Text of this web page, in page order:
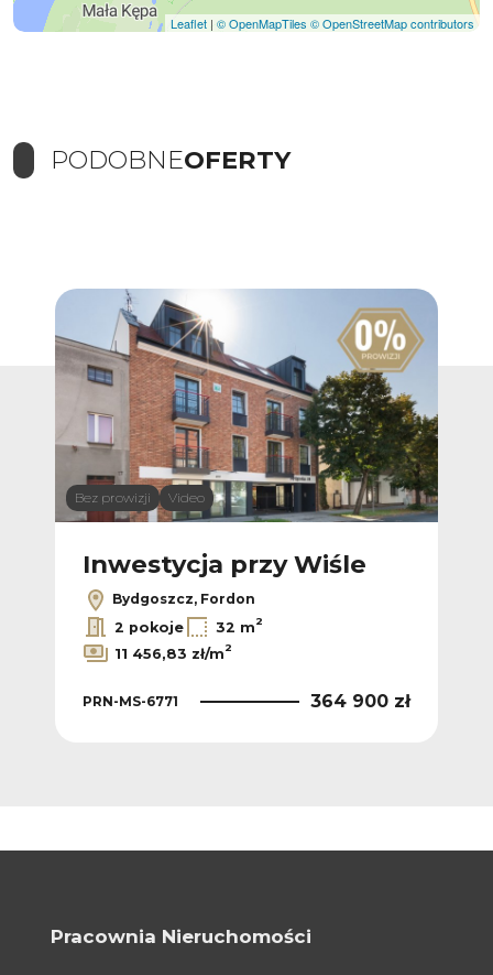
Leaflet | © OpenMapTiles © OpenStreetMap contributors
PODOBNEOFERTY
Bez prowizji Video
Inwestycja przy Wiśle
Bydgoszcz, Fordon
2 pokoje
32 m2
11 456,83 zł/m2
PRN-MS-6771 364 900 zł
Pracownia Nieruchomości